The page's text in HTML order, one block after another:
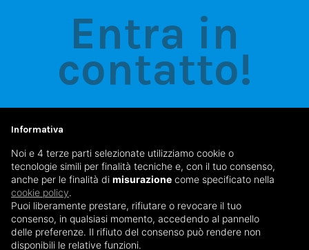
Entra in
contatto!
info@studiodentisticofreewill.it
035 33 41 75
Informativa
Noi e 4 terze parti selezionate utilizziamo cookie o
tecnologie simili per finalità tecniche e, con il tuo consenso,
anche per le finalità di misurazione come specificato nella
cookie policy.
Puoi liberamente prestare, rifiutare o revocare il tuo
consenso, in qualsiasi momento, accedendo al pannello
delle preferenze. Il rifiuto del consenso può rendere non
disponibili le relative funzioni.